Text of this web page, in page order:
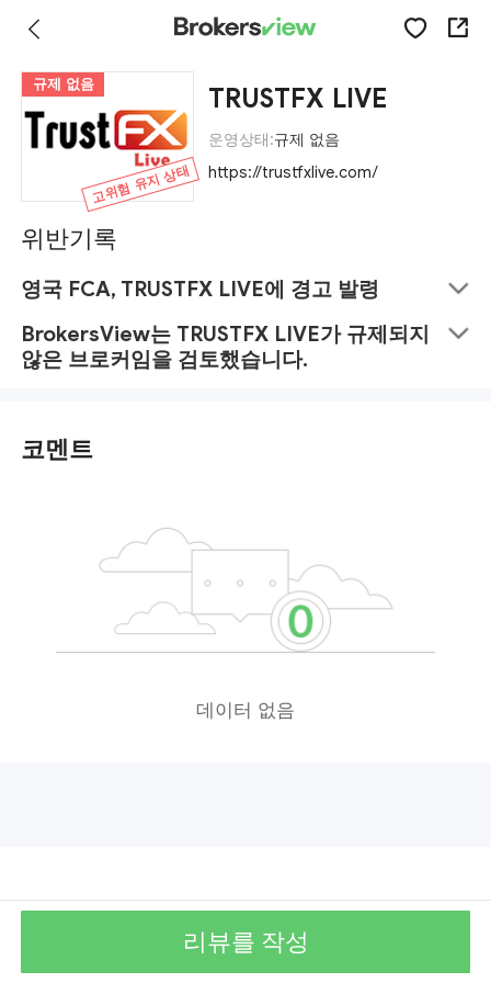
규제 없음
고위험 유지 상태
TRUSTFX LIVE
운영상태:규제 없음
https://trustfxlive.com/
위반기록
영국 FCA, TRUSTFX LIVE에 경고 발령
BrokersView는 TRUSTFX LIVE가 규제되지
않은 브로커임을 검토했습니다.
코멘트
데이터 없음
리뷰를 작성